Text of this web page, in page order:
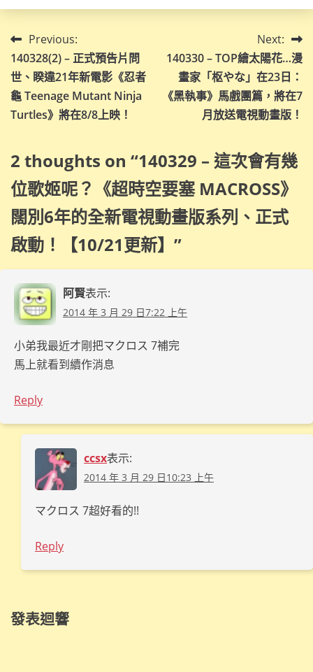
文
章
導
覽
Previous:
140328(2) – 正式預告片問
世、睽違21年新電影《忍者
龜 Teenage Mutant Ninja
Turtles》將在8/8上映！
Next:
140330 – TOP繪太陽花…漫
畫家「枢やな」在23日：
《黑執事》馬戲團篇，將在7
月放送電視動畫版！
2 thoughts on “140329 – 這次會有幾
位歌姬呢？《超時空要塞 MACROSS》
闊別6年的全新電視動畫版系列、正式
啟動！【10/21更新】 ”
阿賢表示:
2014 年 3 月 29 日7:22 上午
小弟我最近才剛把マクロス 7補完
馬上就看到續作消息
Reply
ccsx表示:
2014 年 3 月 29 日10:23 上午
マクロス 7超好看的!!
Reply
發表迴響